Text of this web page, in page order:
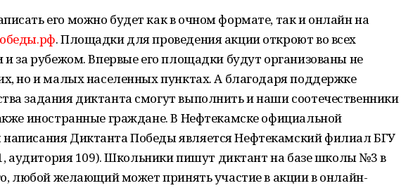
его можно будет как в очном формате, так и онлайн на
. Площадки для проведения акции откроют во всех
и за рубежом. Впервые его площадки будут организованы не
но и малых населенных пунктах. А благодаря поддержке
задания диктанта смогут выполнить и наши соотечественники
иностранные граждане. В Нефтекамске официальной
Диктанта Победы является Нефтекамский филиал БГУ
аудитория 109). Школьники пишут диктант на базе школы №3 в
любой желающий может принять участие в акции в онлайн-